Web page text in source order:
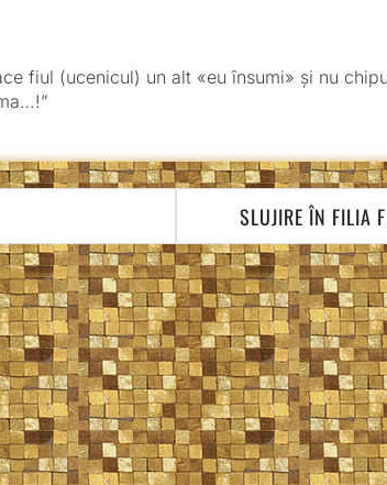
fiul (ucenicul) un alt «eu însumi» și nu
SLUJIRE ÎN FILIA